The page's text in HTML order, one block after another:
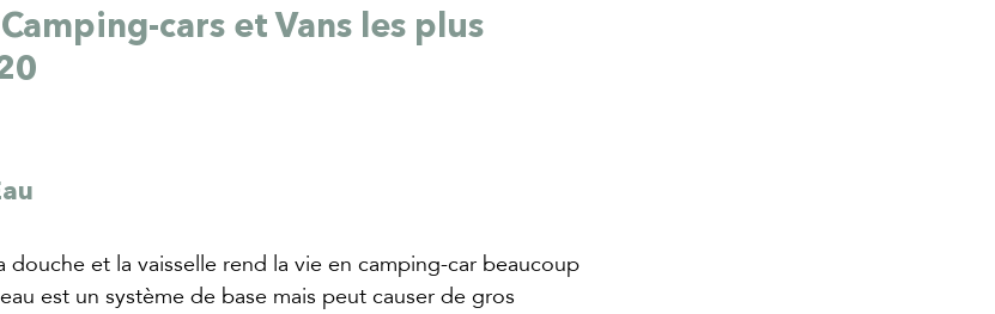
cars et Vans les plus
et la vaisselle rend la vie en camping-car beaucoup
est un système de base mais peut causer de gros